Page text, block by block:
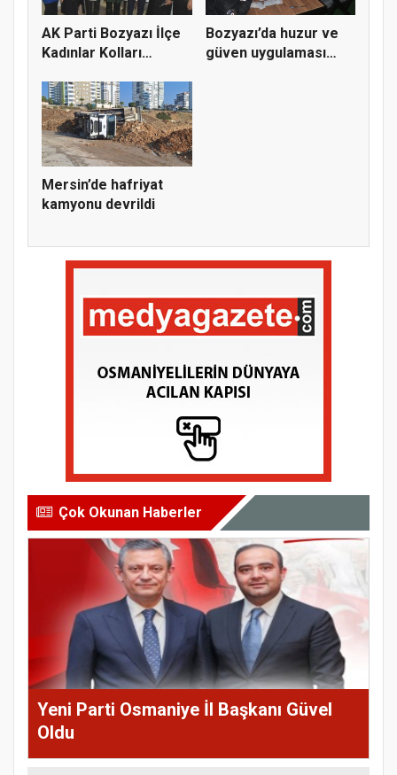
AK Parti Bozyazı İlçe
Kadınlar Kolları
Bozyazı’da huzur ve
güven uygulaması
Mersin’de hafriyat
kamyonu devrildi
Çok Okunan Haberler
Yeni Parti Osmaniye İl Başkanı Güvel
Oldu